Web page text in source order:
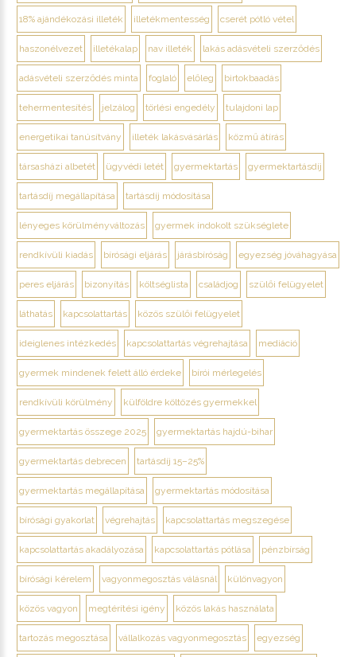
18% ajándékozási illeték illetékmentesség cserét pótló vétel
haszonélvezet illetékalap nav illeték lakás adásvételi szerződés
adásvételi szerződés minta foglaló előleg birtokbaadás
tehermentesítés jelzálog törlési engedély tulajdoni lap
energetikai tanúsítvány illeték lakásvásárlás közmű átírás
társasházi albetét ügyvédi letét gyermektartás gyermektartásdíj
tartásdíj megállapítása tartásdíj módosítása
lényeges körülményváltozás gyermek indokolt szükséglete
rendkívüli kiadás bírósági eljárás járásbíróság egyezség jóváhagyása
peres eljárás bizonyítás költséglista családjog szülői felügyelet
láthatás kapcsolattartás közös szülői felügyelet
ideiglenes intézkedés kapcsolattartás végrehajtása mediáció
gyermek mindenek felett álló érdeke bírói mérlegelés
rendkívüli körülmény külföldre költözés gyermekkel
gyermektartás összege 2025 gyermektartás hajdú-bihar
gyermektartás debrecen tartásdíj 15–25%
gyermektartás megállapítása gyermektartás módosítása
bírósági gyakorlat végrehajtás kapcsolattartás megszegése
kapcsolattartás akadályozása kapcsolattartás pótlása pénzbírság
bírósági kérelem vagyonmegosztás válásnál különvagyon
közös vagyon megtérítési igény közös lakás használata
tartozás megosztása vállalkozás vagyonmegosztás egyezség